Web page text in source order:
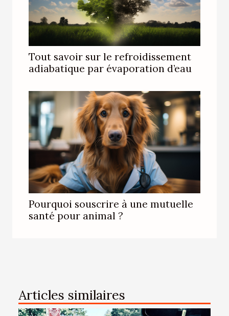
Tout savoir sur le refroidissement
adiabatique par évaporation d’eau
Pourquoi souscrire à une mutuelle
santé pour animal ?
Articles similaires